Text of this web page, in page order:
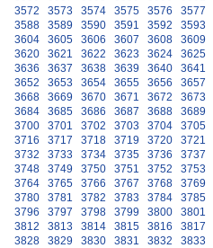
3572
3573 3574 3575 3576 3577
3588
3589 3590 3591 3592 3593
3604
3605 3606 3607 3608 3609
3620
3621 3622 3623 3624 3625
3636
3637 3638 3639 3640 3641
3652
3653 3654 3655 3656 3657
3668
3669 3670 3671 3672 3673
3684
3685 3686 3687 3688 3689
3700
3701 3702 3703 3704 3705
3716
3717 3718 3719 3720 3721
3732
3733 3734 3735 3736 3737
3748
3749 3750 3751 3752 3753
3764
3765 3766 3767 3768 3769
3780
3781 3782 3783 3784 3785
3796
3797 3798 3799 3800 3801
3812
3813 3814 3815 3816 3817
3828
3829 3830 3831 3832 3833